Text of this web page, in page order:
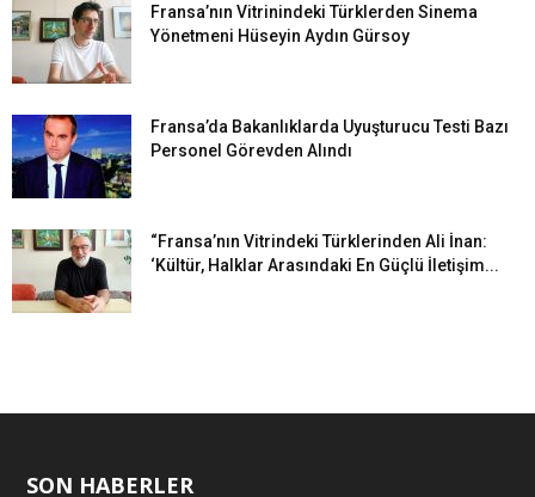
Fransa’nın Vitrinindeki Türklerden Sinema
Yönetmeni Hüseyin Aydın Gürsoy
Fransa’da Bakanlıklarda Uyuşturucu Testi Bazı
Personel Görevden Alındı
“Fransa’nın Vitrindeki Türklerinden Ali İnan:
‘Kültür, Halklar Arasındaki En Güçlü İletişim...
SON HABERLER